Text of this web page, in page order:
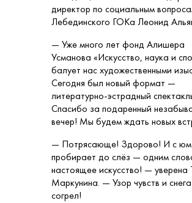
директор по социальным
Лебединского ГОКа Леонид
— Уже много лет фонд Алишера
Усманова «Искусство, наука и
балует нас художественными
Сегодня был новый формат —
литературно-эстрадный
Спасибо за подаренный
вечер! Мы будем ждать новых
— Потрясающе! Здорово! И с
пробирает до слёз — одним
настоящее искусство! — уверена
Маркунина. — Узор чувств и снега
согрел!